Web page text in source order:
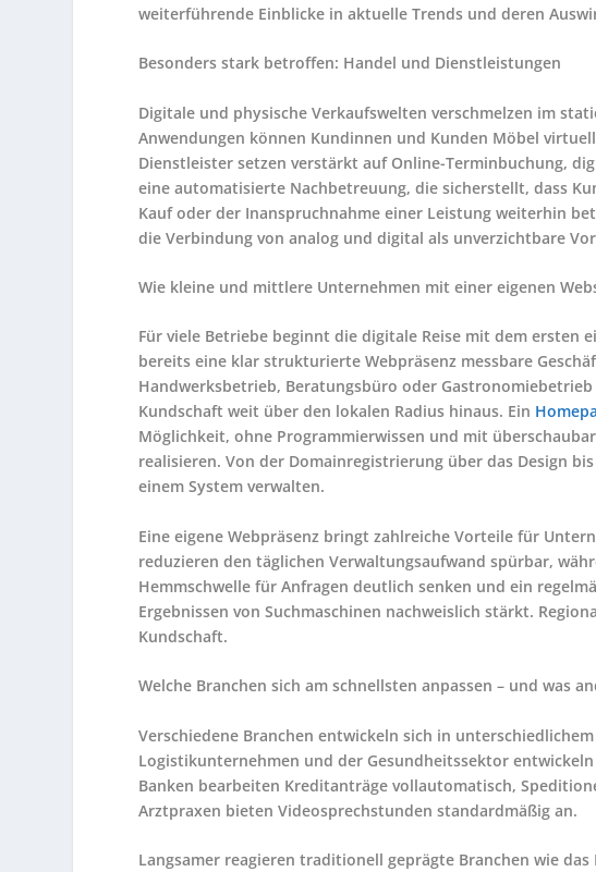
weiterführende Einblicke in aktuelle Trends und deren
Besonders stark betroffen: Handel und Dienstleistungen
Digitale und physische Verkaufswelten verschmelzen im
Anwendungen können Kundinnen und Kunden Möbel
Dienstleister setzen verstärkt auf Online-Terminbuchung,
eine automatisierte Nachbetreuung, die sicherstellt, dass
Kauf oder der Inanspruchnahme einer Leistung weiterhin
die Verbindung von analog und digital als unverzichtbare
Wie kleine und mittlere Unternehmen mit einer eigenen
Für viele Betriebe beginnt die digitale Reise mit dem ersten
bereits eine klar strukturierte Webpräsenz messbare
Handwerksbetrieb, Beratungsbüro oder
Kundschaft weit über den lokalen Radius hinaus. Ein
Möglichkeit, ohne Programmierwissen und mit
realisieren. Von der Domainregistrierung über das Design
einem System verwalten.
Eine eigene Webpräsenz bringt zahlreiche Vorteile für
reduzieren den täglichen Verwaltungsaufwand spürbar,
Hemmschwelle für Anfragen deutlich senken und ein
Ergebnissen von Suchmaschinen nachweislich stärkt.
Kundschaft.
Welche Branchen sich am schnellsten anpassen – und was
Verschiedene Branchen entwickeln sich in
Logistikunternehmen und der Gesundheitssektor
Banken bearbeiten Kreditanträge vollautomatisch,
Arztpraxen bieten Videosprechstunden standardmäßig an.
Langsamer reagieren traditionell geprägte Branchen wie